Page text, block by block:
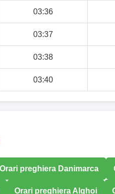
03:36
03:37
03:38
03:40
Orari preghiera Danimarca
Orari preghiera Alghoi